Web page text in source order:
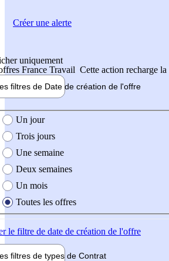
uniquement
France Travail Cette action recharge
filtres de Date de création de l'offre
création de l'offre
Un jour
Trois jours
Une semaine
Deux semaines
Un mois
Toutes les offres
le filtre de date de création de l'offre
filtres de types de Contrat
Créer une alerte